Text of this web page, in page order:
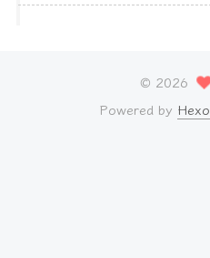
© 2026
Powered by Hexo